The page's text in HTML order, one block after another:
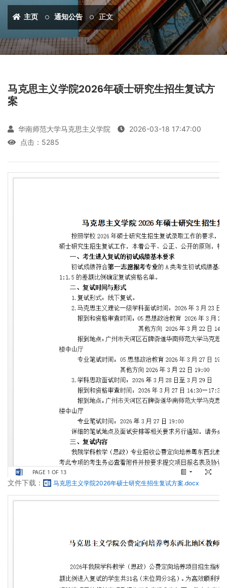
主页 通知公告 正文
马克思主义学院2026年硕士研究生招生复试方
案
华南师范大学马克思主义学院
2026-03-18 17:47:00
点击： 5285
文件下载： 马克思主义学院2026年硕士研究生招生复试方案.docx